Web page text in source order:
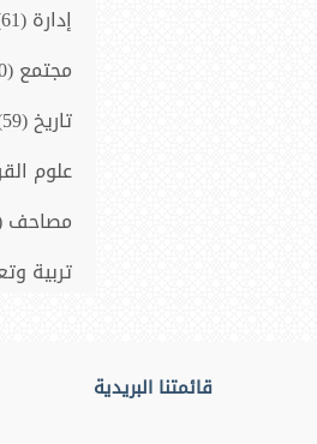
إدارة (61)
مجتمع (60)
تاريخ (59)
علوم
مصاحف
تربية
قائمتنا البريدية